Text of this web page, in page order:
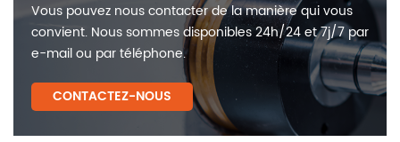
Vous pouvez nous contacter de la manière qui vous
convient. Nous sommes disponibles 24h/24 et 7j/7 par
e-mail ou par téléphone.
CONTACTEZ-NOUS